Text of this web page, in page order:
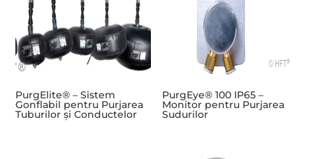
PurgElite® – Sistem
Gonflabil pentru Purjarea
Tuburilor și Conductelor
PurgEye® 100 IP65 –
Monitor pentru Purjarea
Sudurilor